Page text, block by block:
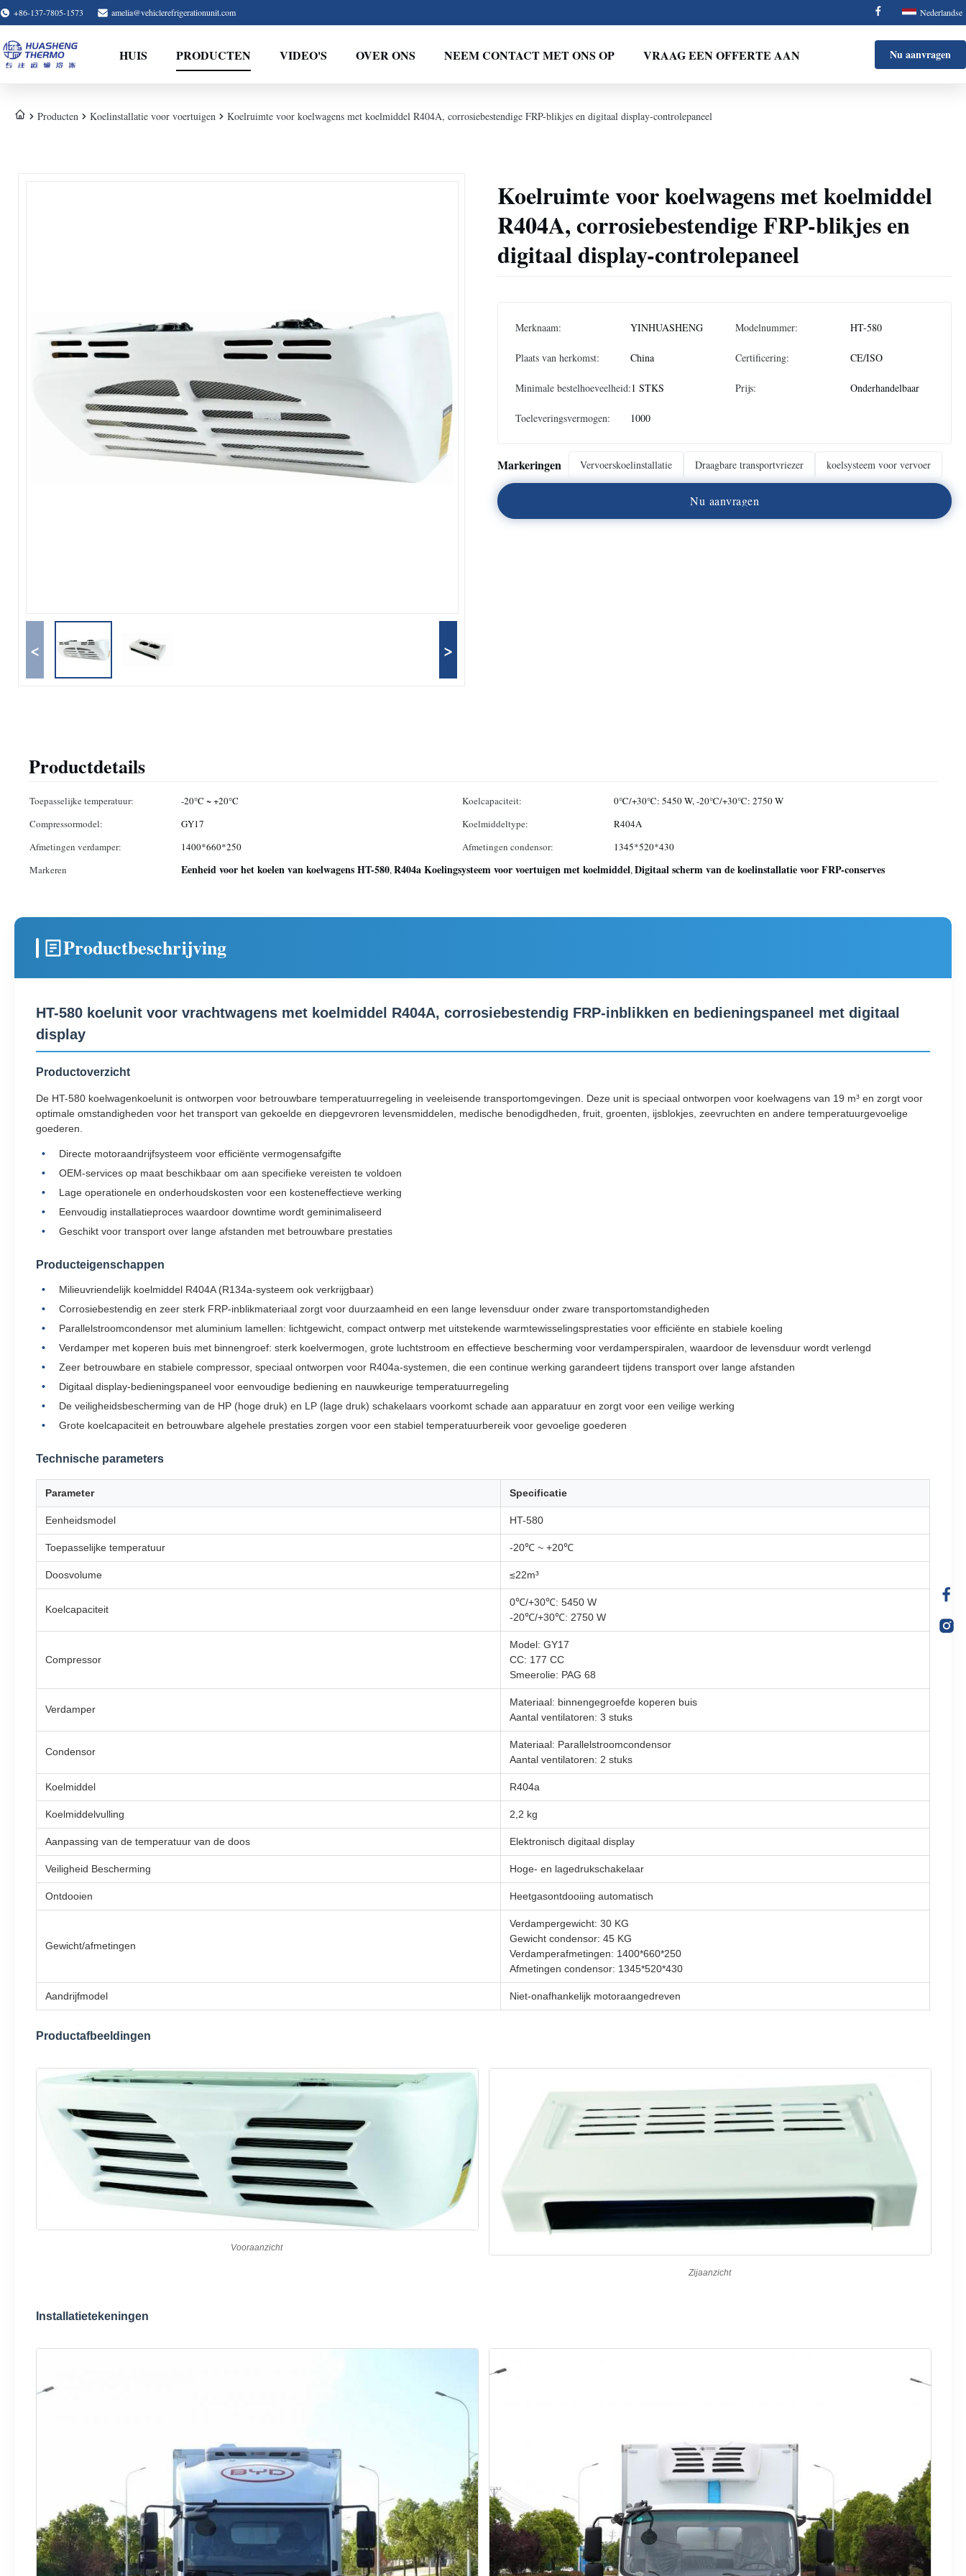
+86-137-7805-1573 amelia@vehiclerefrigerationunit.com Nederlandse
HUIS PRODUCTEN VIDEO'S OVER ONS NEEM CONTACT MET ONS OP VRAAG EEN OFFERTE AAN Nu aanvragen
Producten Koelinstallatie voor voertuigen Koelruimte voor koelwagens met koelmiddel R404A, corrosiebestendige FRP-blikjes en digitaal display-controlepaneel
< >
Koelruimte voor koelwagens met koelmiddel
R404A, corrosiebestendige FRP-blikjes en
digitaal display-controlepaneel
Merknaam: YINHUASHENG Modelnummer: HT-580
Plaats van herkomst: China Certificering: CE/ISO
Minimale bestelhoeveelheid:1 STKS Prijs: Onderhandelbaar
Toeleveringsvermogen: 1000
Markeringen Vervoerskoelinstallatie Draagbare transportvriezer koelsysteem voor vervoer
Nu aanvragen
Productdetails
Toepasselijke temperatuur: -20°C ~ +20°C Koelcapaciteit:
0℃/+30℃: 5450 W, -20℃/+30℃: 2750 W
Compressormodel:
GY17 Koelmiddeltype:
R404A
Afmetingen verdamper:
1400*660*250 Afmetingen condensor:
1345*520*430
Markeren
Eenheid voor het koelen van koelwagens HT-580,R404a Koelingsysteem voor voertuigen met koelmiddel,Digitaal scherm van de koelinstallatie voor FRP-conserves
Productbeschrijving
HT-580 koelunit voor vrachtwagens met koelmiddel R404A, corrosiebestendig FRP-inblikken en bedieningspaneel met digitaal
display
Productoverzicht
De HT-580 koelwagenkoelunit is ontworpen voor betrouwbare temperatuurregeling in veeleisende transportomgevingen. Deze unit is speciaal ontworpen voor koelwagens van 19 m³ en zorgt voor
optimale omstandigheden voor het transport van gekoelde en diepgevroren levensmiddelen, medische benodigdheden, fruit, groenten, ijsblokjes, zeevruchten en andere temperatuurgevoelige
goederen.
Directe motoraandrijfsysteem voor efficiënte vermogensafgifte
OEM-services op maat beschikbaar om aan specifieke vereisten te voldoen
Lage operationele en onderhoudskosten voor een kosteneffectieve werking
Eenvoudig installatieproces waardoor downtime wordt geminimaliseerd
Geschikt voor transport over lange afstanden met betrouwbare prestaties
Producteigenschappen
Milieuvriendelijk koelmiddel R404A (R134a-systeem ook verkrijgbaar)
Corrosiebestendig en zeer sterk FRP-inblikmateriaal zorgt voor duurzaamheid en een lange levensduur onder zware transportomstandigheden
Parallelstroomcondensor met aluminium lamellen: lichtgewicht, compact ontwerp met uitstekende warmtewisselingsprestaties voor efficiënte en stabiele koeling
Verdamper met koperen buis met binnengroef: sterk koelvermogen, grote luchtstroom en effectieve bescherming voor verdamperspiralen, waardoor de levensduur wordt verlengd
Zeer betrouwbare en stabiele compressor, speciaal ontworpen voor R404a-systemen, die een continue werking garandeert tijdens transport over lange afstanden
Digitaal display-bedieningspaneel voor eenvoudige bediening en nauwkeurige temperatuurregeling
De veiligheidsbescherming van de HP (hoge druk) en LP (lage druk) schakelaars voorkomt schade aan apparatuur en zorgt voor een veilige werking
Grote koelcapaciteit en betrouwbare algehele prestaties zorgen voor een stabiel temperatuurbereik voor gevoelige goederen
Technische parameters
Parameter Specificatie
Eenheidsmodel HT-580
Toepasselijke temperatuur -20℃ ~ +20℃
Doosvolume ≤22m³
Koelcapaciteit
0℃/+30℃: 5450 W
-20℃/+30℃: 2750 W
Compressor
Model: GY17
CC: 177 CC
Smeerolie: PAG 68
Verdamper
Materiaal: binnengegroefde koperen buis
Aantal ventilatoren: 3 stuks
Condensor
Materiaal: Parallelstroomcondensor
Aantal ventilatoren: 2 stuks
Koelmiddel R404a
Koelmiddelvulling 2,2 kg
Aanpassing van de temperatuur van de doos Elektronisch digitaal display
Veiligheid Bescherming Hoge- en lagedrukschakelaar
Ontdooien Heetgasontdooiing automatisch
Gewicht/afmetingen
Verdampergewicht: 30 KG
Gewicht condensor: 45 KG
Verdamperafmetingen: 1400*660*250
Afmetingen condensor: 1345*520*430
Aandrijfmodel Niet-onafhankelijk motoraangedreven
Productafbeeldingen
Vooraanzicht
Zijaanzicht
Installatietekeningen